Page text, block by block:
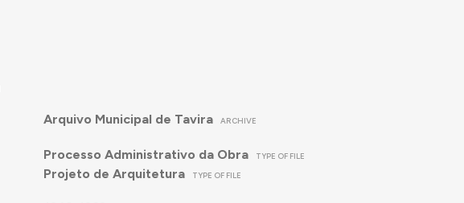
Arquivo Municipal de Tavira ARCHIVE
Processo Administrativo da Obra TYPE OF FILE
Projeto de Arquitetura TYPE OF FILE